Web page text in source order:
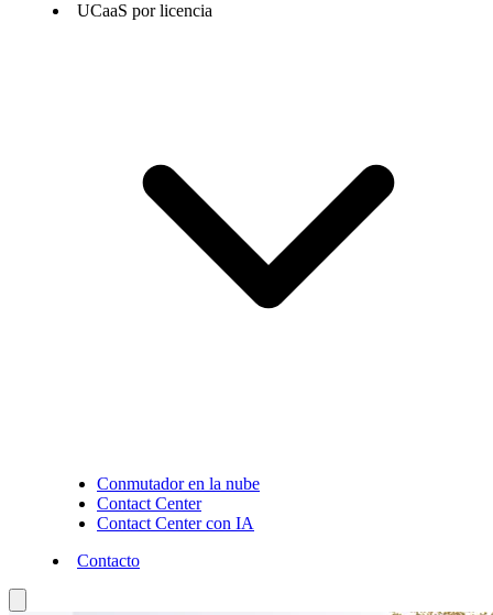
UCaaS por licencia
Conmutador en la nube
Contact Center
Contact Center con IA
Contacto